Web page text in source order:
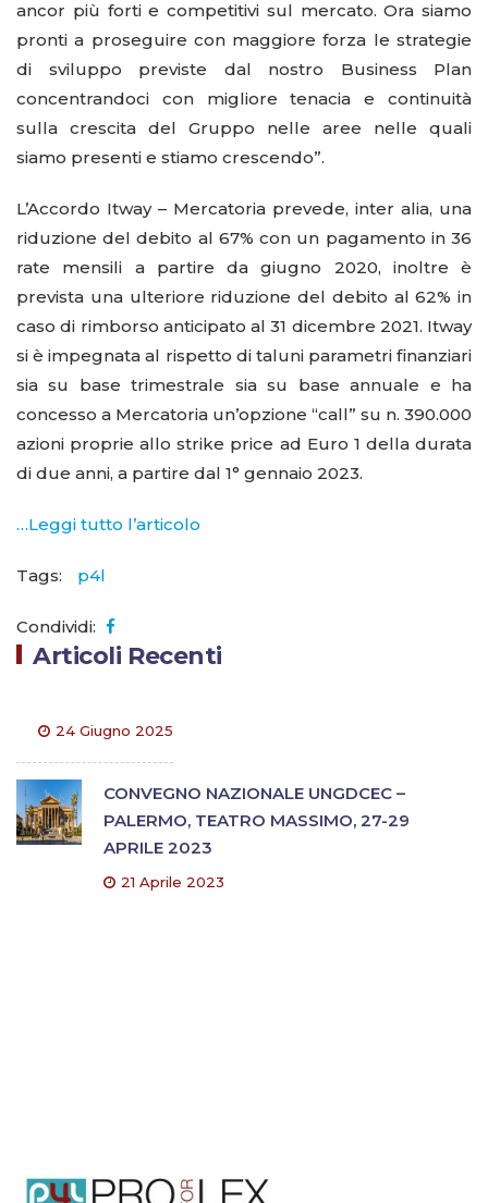
Articoli Recenti
24 Giugno 2025
CONVEGNO NAZIONALE UNGDCEC –
PALERMO, TEATRO MASSIMO, 27-29
APRILE 2023
21 Aprile 2023
ancor più forti e competitivi sul mercato. Ora siamo
pronti a proseguire con maggiore forza le strategie
di sviluppo previste dal nostro Business Plan
concentrandoci con migliore tenacia e continuità
sulla crescita del Gruppo nelle aree nelle quali
siamo presenti e stiamo crescendo”.
L’Accordo Itway – Mercatoria prevede, inter alia, una
riduzione del debito al 67% con un pagamento in 36
rate mensili a partire da giugno 2020, inoltre è
prevista una ulteriore riduzione del debito al 62% in
caso di rimborso anticipato al 31 dicembre 2021. Itway
si è impegnata al rispetto di taluni parametri finanziari
sia su base trimestrale sia su base annuale e ha
concesso a Mercatoria un’opzione “call” su n. 390.000
azioni proprie allo strike price ad Euro 1 della durata
di due anni, a partire dal 1° gennaio 2023.
…Leggi tutto l’articolo
Tags: p4l
Condividi: